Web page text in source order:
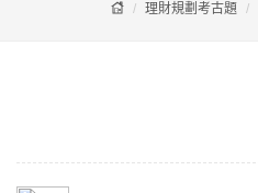
理財規劃考古題